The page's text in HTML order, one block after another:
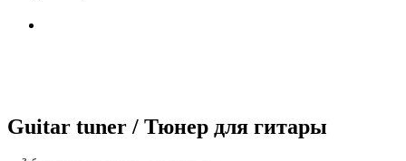
Guitar tuner / Тюнер для гитары